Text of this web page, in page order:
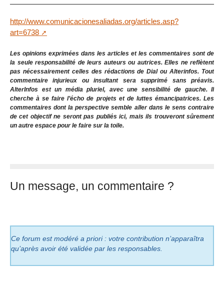
http://www.comunicacionesaliadas.org/articles.asp?
art=6738
Les opinions exprimées dans les articles et les commentaires sont de
la seule responsabilité de leurs auteurs ou autrices. Elles ne reflètent
pas nécessairement celles des rédactions de Dial ou Alterinfos. Tout
commentaire injurieux ou insultant sera supprimé sans préavis.
AlterInfos est un média pluriel, avec une sensibilité de gauche. Il
cherche à se faire l’écho de projets et de luttes émancipatrices. Les
commentaires dont la perspective semble aller dans le sens contraire
de cet objectif ne seront pas publiés ici, mais ils trouveront sûrement
un autre espace pour le faire sur la toile.
Un message, un commentaire ?
Ce forum est modéré a priori : votre contribution n’apparaîtra
qu’après avoir été validée par les responsables.